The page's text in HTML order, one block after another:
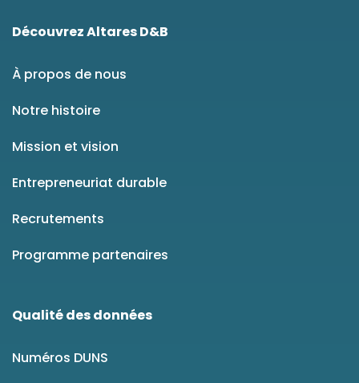
Découvrez Altares D&B
À propos de nous
Notre histoire
Mission et vision
Entrepreneuriat durable
Recrutements
Programme partenaires
Qualité des données
Numéros DUNS